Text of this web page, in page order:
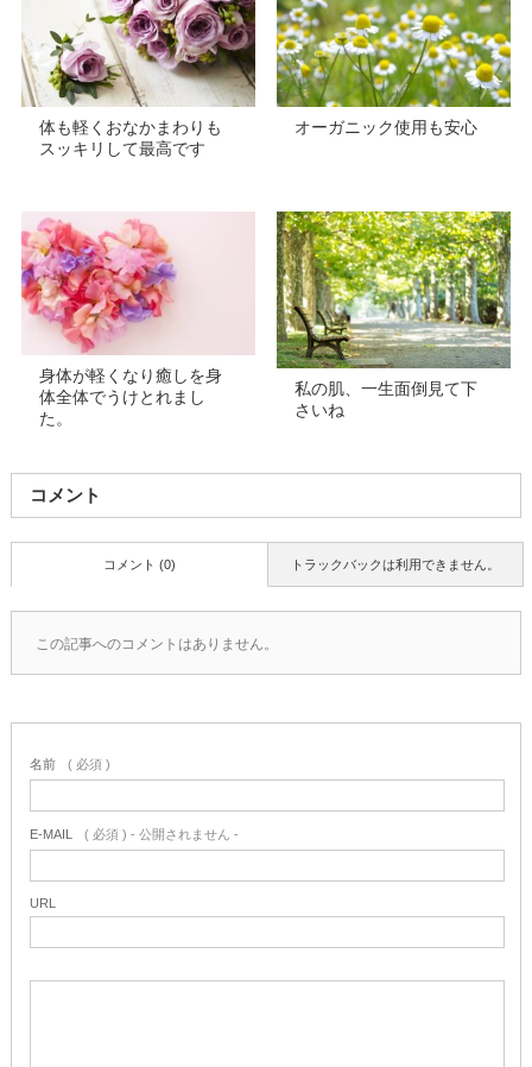
体も軽くおなかまわりも
スッキリして最高です
オーガニック使用も安心
身体が軽くなり癒しを身
体全体でうけとれまし
た。
私の肌、一生面倒見て下
さいね
コメント
トラックバックは利用できません。
コメント (0)
この記事へのコメントはありません。
名前 ( 必須 )
E-MAIL ( 必須 ) - 公開されません -
URL